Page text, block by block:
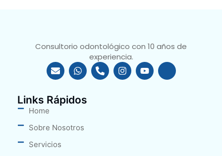
Consultorio odontológico con 10 años de
experiencia.
Links Rápidos
Home
Sobre Nosotros
Servicios